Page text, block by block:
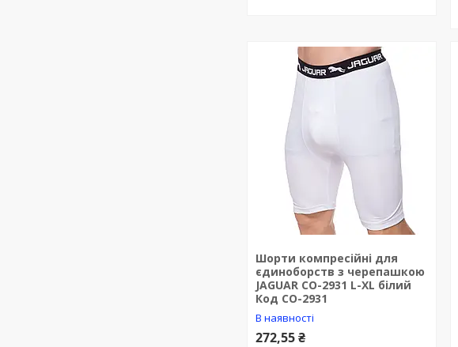
Шорти компресійні для
єдиноборств з черепашкою
JAGUAR CO-2931 L-XL білий
Код CO-2931
В наявності
272,55 ₴